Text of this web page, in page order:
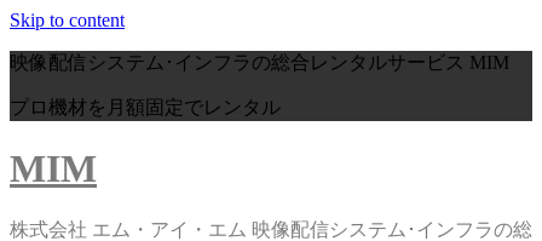
Skip to content
映像配信システム･インフラの総合レンタルサービス MIM
プロ機材を月額固定でレンタル
MIM
株式会社 エム・アイ・エム 映像配信システム･インフラの総